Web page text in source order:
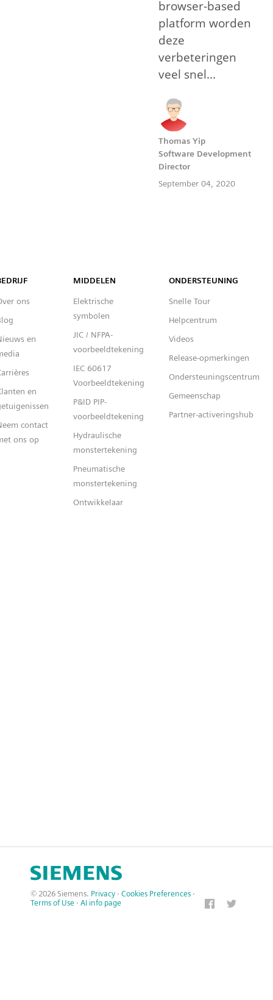
browser-based
platform worden
deze
verbeteringen
veel snel...
Thomas Yip
Software Development
Director
September 04, 2020
Capital™ X Panel Designer
ons
en
en
contact
ons op
MIDDELEN
Elektrische
symbolen
JIC / NFPA-
voorbeeldtekening
IEC 60617
Voorbeeldtekening
P&ID PIP-
voorbeeldtekening
Hydraulische
monstertekening
Pneumatische
monstertekening
Ontwikkelaar
ONDERSTEUNING
Snelle Tour
Helpcentrum
Videos
Release-opmerkingen
Ondersteuningscentrum
Gemeenschap
Partner-activeringshub
© 2026 Siemens. Privacy · Cookies Preferences ·
Terms of Use · AI info page